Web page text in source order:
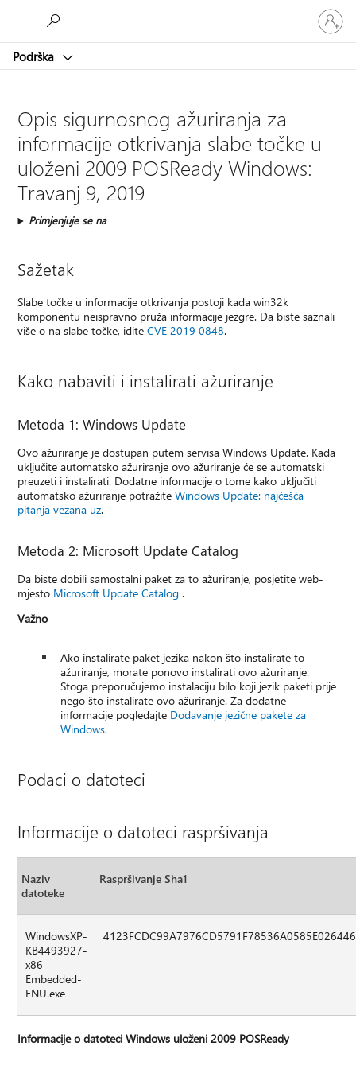
Podrška
Prijavite
se
u
račun
Opis sigurnosnog ažuriranja za
informacije otkrivanja slabe točke u
uloženi 2009 POSReady Windows:
Travanj 9, 2019
Primjenjuje se na
Sažetak
Slabe točke u informacije otkrivanja postoji kada win32k
komponentu neispravno pruža informacije jezgre. Da biste saznali
više o na slabe točke, iditeCVE 2019 0848.
Kako nabaviti i instalirati ažuriranje
Metoda 1: Windows Update
Ovo ažuriranje je dostupan putem servisa Windows Update. Kada
uključite automatsko ažuriranje ovo ažuriranje će se automatski
preuzeti i instalirati. Dodatne informacije o tome kako uključiti
automatsko ažuriranje potražiteWindows Update: najčešća
pitanja vezana uz.
Metoda 2: Microsoft Update Catalog
Da biste dobili samostalni paket za to ažuriranje, posjetite web-
mjesto Microsoft Update Catalog .
Važno
Ako instalirate paket jezika nakon što instalirate to
ažuriranje, morate ponovo instalirati ovo ažuriranje.
Stoga preporučujemo instalaciju bilo koji jezik paketi prije
nego što instalirate ovo ažuriranje. Za dodatne
informacije pogledajte Dodavanje jezične pakete za
Windows.
Podaci o datoteci
Informacije o datoteci raspršivanja
Naziv
datoteke
Raspršivanje Sha1
WindowsXP-
KB4493927-
x86-
Embedded-
ENU.exe
Informacije o datoteci Windows uloženi 2009 POSReady